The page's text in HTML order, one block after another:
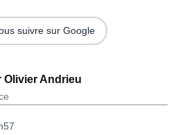
Olivier Andrieu
suivre sur Google